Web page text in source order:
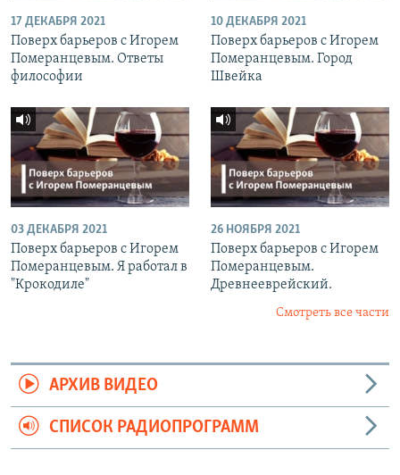
17 ДЕКАБРЯ 2021
Поверх барьеров с Игорем
Померанцевым. Ответы
философии
10 ДЕКАБРЯ 2021
Поверх барьеров с Игорем
Померанцевым. Город
Швейка
03 ДЕКАБРЯ 2021
Поверх барьеров с Игорем
Померанцевым. Я работал в
"Крокодиле"
26 НОЯБРЯ 2021
Поверх барьеров с Игорем
Померанцевым.
Древнееврейский.
Смотреть все части
АРХИВ ВИДЕО
СПИСОК РАДИОПРОГРАММ